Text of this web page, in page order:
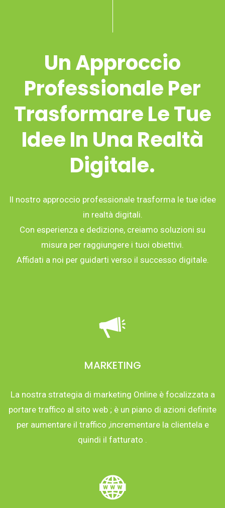
Un Approccio
Professionale Per
Trasformare Le Tue
Idee In Una Realtà
Digitale.
Il nostro approccio professionale trasforma le tue idee
in realtà digitali.
Con esperienza e dedizione, creiamo soluzioni su
misura per raggiungere i tuoi obiettivi.
Affidati a noi per guidarti verso il successo digitale.
MARKETING
La nostra strategia di marketing Online è focalizzata a
portare traffico al sito web ; è un piano di azioni definite
per aumentare il traffico ,incrementare la clientela e
quindi il fatturato .